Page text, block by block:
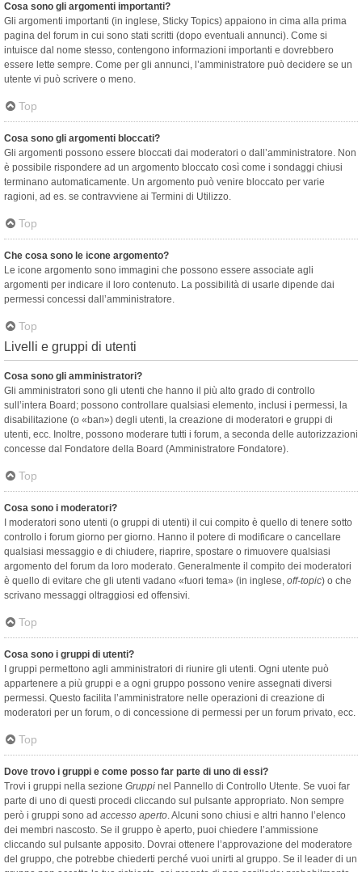
Cosa sono gli argomenti importanti?
Gli argomenti importanti (in inglese, Sticky Topics) appaiono in cima alla prima
pagina del forum in cui sono stati scritti (dopo eventuali annunci). Come si
intuisce dal nome stesso, contengono informazioni importanti e dovrebbero
essere lette sempre. Come per gli annunci, l’amministratore può decidere se un
utente vi può scrivere o meno.
Top
Cosa sono gli argomenti bloccati?
Gli argomenti possono essere bloccati dai moderatori o dall’amministratore. Non
è possibile rispondere ad un argomento bloccato così come i sondaggi chiusi
terminano automaticamente. Un argomento può venire bloccato per varie
ragioni, ad es. se contravviene ai Termini di Utilizzo.
Top
Che cosa sono le icone argomento?
Le icone argomento sono immagini che possono essere associate agli
argomenti per indicare il loro contenuto. La possibilità di usarle dipende dai
permessi concessi dall’amministratore.
Top
Livelli e gruppi di utenti
Cosa sono gli amministratori?
Gli amministratori sono gli utenti che hanno il più alto grado di controllo
sull’intera Board; possono controllare qualsiasi elemento, inclusi i permessi, la
disabilitazione (o «ban») degli utenti, la creazione di moderatori e gruppi di
utenti, ecc. Inoltre, possono moderare tutti i forum, a seconda delle autorizzazioni
concesse dal Fondatore della Board (Amministratore Fondatore).
Top
Cosa sono i moderatori?
I moderatori sono utenti (o gruppi di utenti) il cui compito è quello di tenere sotto
controllo i forum giorno per giorno. Hanno il potere di modificare o cancellare
qualsiasi messaggio e di chiudere, riaprire, spostare o rimuovere qualsiasi
argomento del forum da loro moderato. Generalmente il compito dei moderatori
è quello di evitare che gli utenti vadano «fuori tema» (in inglese, off-topic) o che
scrivano messaggi oltraggiosi ed offensivi.
Top
Cosa sono i gruppi di utenti?
I gruppi permettono agli amministratori di riunire gli utenti. Ogni utente può
appartenere a più gruppi e a ogni gruppo possono venire assegnati diversi
permessi. Questo facilita l’amministratore nelle operazioni di creazione di
moderatori per un forum, o di concessione di permessi per un forum privato, ecc.
Top
Dove trovo i gruppi e come posso far parte di uno di essi?
Trovi i gruppi nella sezione Gruppi nel Pannello di Controllo Utente. Se vuoi far
parte di uno di questi procedi cliccando sul pulsante appropriato. Non sempre
però i gruppi sono ad accesso aperto. Alcuni sono chiusi e altri hanno l’elenco
dei membri nascosto. Se il gruppo è aperto, puoi chiedere l’ammissione
cliccando sul pulsante apposito. Dovrai ottenere l’approvazione del moderatore
del gruppo, che potrebbe chiederti perché vuoi unirti al gruppo. Se il leader di un